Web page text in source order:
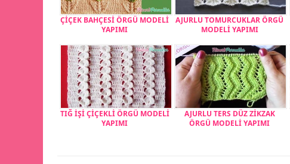
ÇİÇEK BAHÇESİ ÖRGÜ MODELİ
YAPIMI
AJURLU TOMURCUKLAR ÖRGÜ
MODELİ YAPIMI
TIĞ İŞİ ÇİÇEKLİ ÖRGÜ MODELİ
YAPIMI
AJURLU TERS DÜZ ZİKZAK
ÖRGÜ MODELİ YAPIMI